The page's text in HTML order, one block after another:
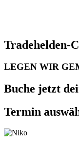
Tradehelden-
LEGEN WIR
Buche jetzt
Termin